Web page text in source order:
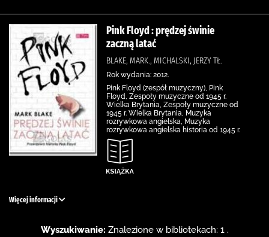
Pink Floyd : prędzej świnie
zaczną latać
BLAKE, MARK., MICHALSKI, JERZY TŁ.
Rok wydania: 2012.
Pink Floyd (zespół muzyczny), Pink
Floyd, Zespoły muzyczne od 1945 r.
Wielka Brytania, Zespoły muzyczne od
1945 r. Wielka Brytania, Muzyka
rozrywkowa angielska, Muzyka
rozrywkowa angielska historia od 1945 r.
Więcej informacji
Wyszukiwanie: Znalezione w bibliotekach: 1 .